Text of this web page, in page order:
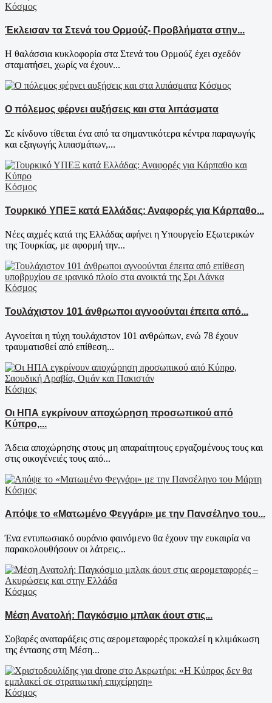
Κόσμος
Έκλεισαν τα Στενά του Ορμούζ- Προβλήματα στην...
Η θαλάσσια κυκλοφορία στα Στενά του Ορμούζ έχει σχεδόν
σταματήσει, χωρίς να έχουν...
Κόσμος
Ο πόλεμος φέρνει αυξήσεις και στα λιπάσματα
Σε κίνδυνο τίθεται ένα από τα σημαντικότερα κέντρα παραγωγής
και εξαγωγής λιπασμάτων,...
Κόσμος
Τουρκικό ΥΠΕΞ κατά Ελλάδας: Αναφορές για Κάρπαθο...
Νέες αιχμές κατά της Ελλάδας αφήνει η Υπουργείο Εξωτερικών
της Τουρκίας, με αφορμή την...
Κόσμος
Τουλάχιστον 101 άνθρωποι αγνοούνται έπειτα από...
Αγνοείται η τύχη τουλάχιστον 101 ανθρώπων, ενώ 78 έχουν
τραυματισθεί από επίθεση...
Κόσμος
Οι ΗΠΑ εγκρίνουν αποχώρηση προσωπικού από
Κύπρο,...
Άδεια αποχώρησης στους μη απαραίτητους εργαζομένους τους και
στις οικογένειές τους από...
Κόσμος
Απόψε το «Ματωμένο Φεγγάρι» με την Πανσέληνο του...
Ένα εντυπωσιακό ουράνιο φαινόμενο θα έχουν την ευκαιρία να
παρακολουθήσουν οι λάτρεις...
Κόσμος
Μέση Ανατολή: Παγκόσμιο μπλακ άουτ στις...
Σοβαρές αναταράξεις στις αερομεταφορές προκαλεί η κλιμάκωση
της έντασης στη Μέση...
Κόσμος